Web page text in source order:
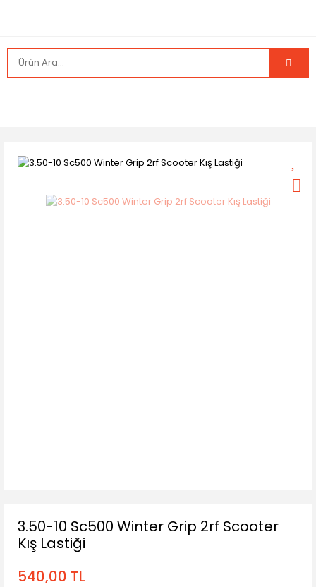
3.50-10 Sc500 Winter Grip 2rf Scooter
Kış Lastiği
540,00 TL